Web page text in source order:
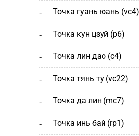
точка гуань юань (vc4)
точка кун цзуй (р6)
точка лин дао (c4)
точка тянь ту (vc22)
точка да лин (mc7)
точка инь бай (rp1)